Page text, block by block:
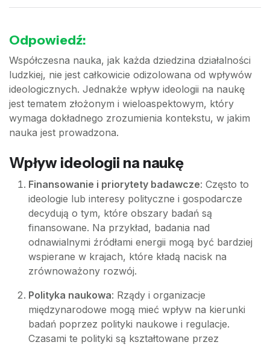
Odpowiedź:
Współczesna nauka, jak każda dziedzina działalności
ludzkiej, nie jest całkowicie odizolowana od wpływów
ideologicznych. Jednakże wpływ ideologii na naukę
jest tematem złożonym i wieloaspektowym, który
wymaga dokładnego zrozumienia kontekstu, w jakim
nauka jest prowadzona.
Wpływ ideologii na naukę
Finansowanie i priorytety badawcze: Często to
ideologie lub interesy polityczne i gospodarcze
decydują o tym, które obszary badań są
finansowane. Na przykład, badania nad
odnawialnymi źródłami energii mogą być bardziej
wspierane w krajach, które kładą nacisk na
zrównoważony rozwój.
Polityka naukowa: Rządy i organizacje
międzynarodowe mogą mieć wpływ na kierunki
badań poprzez polityki naukowe i regulacje.
Czasami te polityki są kształtowane przez